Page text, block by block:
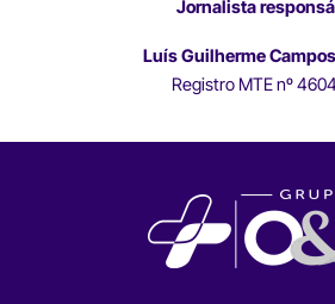
Jornalista
Luís Guilherme
Registro MTE nº